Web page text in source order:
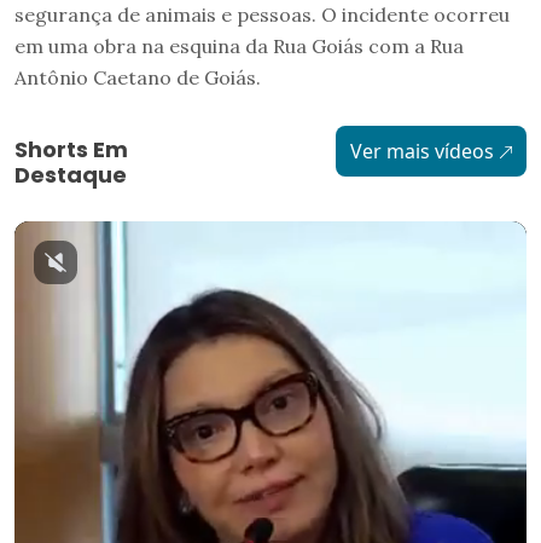
segurança de animais e pessoas. O incidente ocorreu
em uma obra na esquina da Rua Goiás com a Rua
Antônio Caetano de Goiás.
Shorts Em
Destaque
Ver mais vídeos